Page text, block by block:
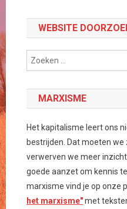
WEBSITE
MARXISME
Het kapitalisme leert ons
bestrijden. Dat moeten
verwerven we meer
goede aanzet om kennis
marxisme vind je op onze
het marxisme"met